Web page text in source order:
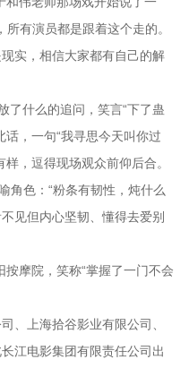
所有演员都是跟着这个走的。
实，相信大家都有自己的解
了什么的追问，笑言“下了蛊
，一句“我寻思今天叫你过
，逗得现场观众前仰后合。
角色：“粉条有韧性，炖什么
见但内心坚韧、懂得去爱别
摩院，笑称“掌握了一门不会
、上海拾谷影业有限公司、
江电影集团有限责任公司出